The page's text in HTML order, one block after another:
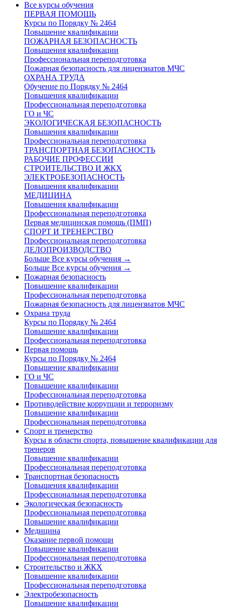
Все курсы обучения
ПЕРВАЯ ПОМОЩЬ
Курсы по Порядку № 2464
Повышение квалификации
ПОЖАРНАЯ БЕЗОПАСНОСТЬ
Повышения квалификации
Профессиональная переподготовка
Пожарная безопасность для лицензиатов МЧС
ОХРАНА ТРУДА
Обучение по Порядку № 2464
Повышения квалификации
Профессиональная переподготовка
ГО и ЧС
ЭКОЛОГИЧЕСКАЯ БЕЗОПАСНОСТЬ
Повышения квалификации
Профессиональная переподготовка
ТРАНСПОРТНАЯ БЕЗОПАСНОСТЬ
РАБОЧИЕ ПРОФЕССИИ
СТРОИТЕЛЬСТВО И ЖКХ
ЭЛЕКТРОБЕЗОПАСНОСТЬ
Повышения квалификации
МЕДИЦИНА
Повышения квалификации
Профессиональная переподготовка
Первая медицинская помощь (ПМП)
СПОРТ И ТРЕНЕРСТВО
Профессиональная переподготовка
ДЕЛОПРОИЗВОДСТВО
Больше Все курсы обучения →
Больше Все курсы обучения →
Пожарная безопасность
Повышение квалификации
Профессиональная переподготовка
Пожарная безопасность для лицензиатов МЧС
Охрана труда
Курсы по Порядку № 2464
Повышение квалификации
Профессиональная переподготовка
Первая помощь
Курсы по Порядку № 2464
Повышение квалификации
ГО и ЧС
Повышение квалификации
Профессиональная переподготовка
Противодействие коррупции и терроризму
Повышение квалификации
Профессиональная переподготовка
Спорт и тренерство
Курсы в области спорта, повышение квалификации для
тренеров
Повышение квалификации
Профессиональная переподготовка
Транспортная безопасность
Повышения квалификации
Профессиональная переподготовка
Экологическая безопасность
Профессиональная переподготовка
Повышение квалификации
Медицина
Оказание первой помощи
Повышение квалификации
Профессиональная переподготовка
Строительство и ЖКХ
Повышение квалификации
Профессиональная переподготовка
Электробезопасность
Повышение квалификации